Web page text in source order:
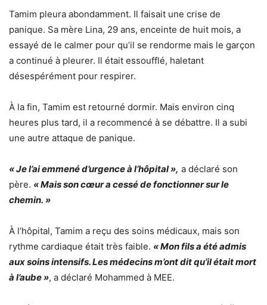
Tamim pleura abondamment. Il faisait une crise de
panique. Sa mère Lina, 29 ans, enceinte de huit mois, a
essayé de le calmer pour qu’il se rendorme mais le garçon
a continué à pleurer. Il était essoufflé, haletant
désespérément pour respirer.
À la fin, Tamim est retourné dormir. Mais environ cinq
heures plus tard, il a recommencé à se débattre. Il a subi
une autre attaque de panique.
« Je l’ai emmené d’urgence à l’hôpital », a déclaré son
père. « Mais son cœur a cessé de fonctionner sur le
chemin. »
À l’hôpital, Tamim a reçu des soins médicaux, mais son
rythme cardiaque était très faible. « Mon fils a été admis
aux soins intensifs. Les médecins m’ont dit qu’il était mort
à l’aube », a déclaré Mohammed à MEE.